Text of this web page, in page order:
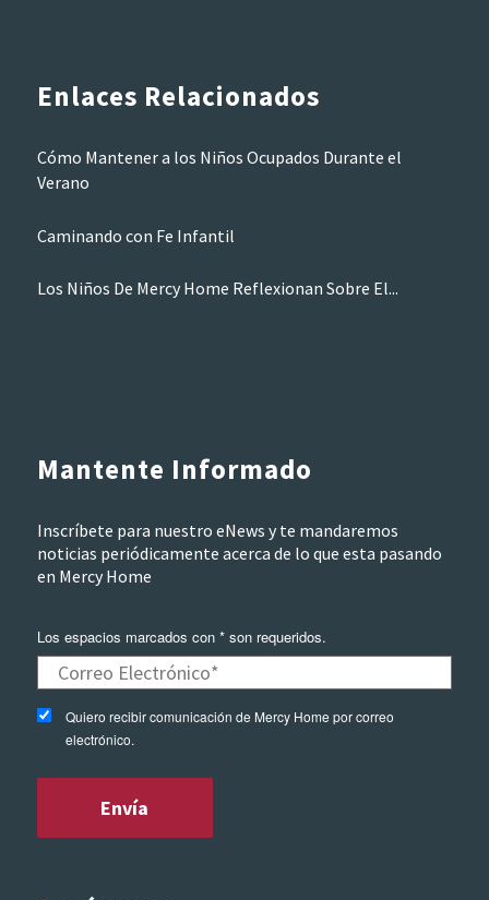
Enlaces Relacionados
Cómo Mantener a los Niños Ocupados Durante el
Verano
Caminando con Fe Infantil
Los Niños De Mercy Home Reflexionan Sobre El...
Mantente Informado
Inscríbete para nuestro eNews y te mandaremos
noticias periódicamente acerca de lo que esta pasando
en Mercy Home
Los espacios marcados con * son requeridos.
Quiero recibir comunicación de Mercy Home por correo
electrónico.